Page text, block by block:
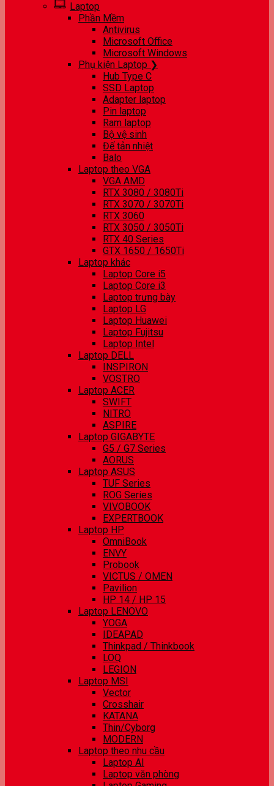
Laptop
Phần Mềm
Antivirus
Microsoft Office
Microsoft Windows
Phụ kiện Laptop ❯
Hub Type C
SSD Laptop
Adapter laptop
Pin laptop
Ram laptop
Bộ vệ sinh
Đế tản nhiệt
Balo
Laptop theo VGA
VGA AMD
RTX 3080 / 3080Ti
RTX 3070 / 3070Ti
RTX 3060
RTX 3050 / 3050Ti
RTX 40 Series
GTX 1650 / 1650Ti
Laptop khác
Laptop Core i5
Laptop Core i3
Laptop trưng bày
Laptop LG
Laptop Huawei
Laptop Fujitsu
Laptop Intel
Laptop DELL
INSPIRON
VOSTRO
Laptop ACER
SWIFT
NITRO
ASPIRE
Laptop GIGABYTE
G5 / G7 Series
AORUS
Laptop ASUS
TUF Series
ROG Series
VIVOBOOK
EXPERTBOOK
Laptop HP
OmniBook
ENVY
Probook
VICTUS / OMEN
Pavilion
HP 14 / HP 15
Laptop LENOVO
YOGA
IDEAPAD
Thinkpad / Thinkbook
LOQ
LEGION
Laptop MSI
Vector
Crosshair
KATANA
Thin/Cyborg
MODERN
Laptop theo nhu cầu
Laptop AI
Laptop văn phòng